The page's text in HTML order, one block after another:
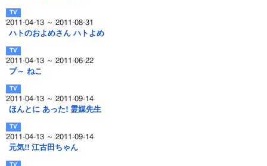
2011-04-13 ～ 2011-08-31
ハトのおよめさん ハトよめ
2011-04-13 ～ 2011-06-22
プ～ ねこ
2011-04-13 ～ 2011-09-14
ほんとに あった! 霊媒先生
2011-04-13 ～ 2011-09-14
元気!! 江古田ちゃん